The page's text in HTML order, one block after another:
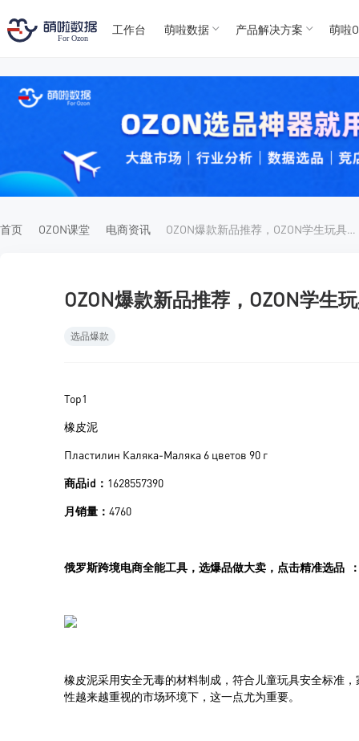
For
For
工作台 萌啦数据 产品解决方案 萌啦
首页 OZON课堂 电商资讯 OZON爆款新品推荐，OZON学生玩具产品
OZON爆款新品推荐，OZON学生
选品爆款